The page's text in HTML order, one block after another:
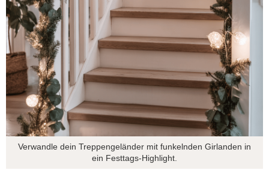
Verwandle dein Treppengeländer mit funkelnden Girlanden in
ein Festtags-Highlight.